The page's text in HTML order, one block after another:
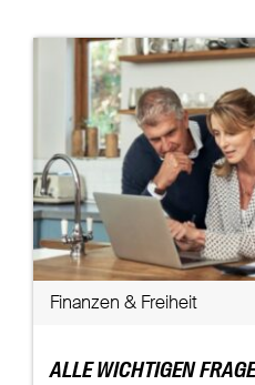
Finanzen & Freiheit
ALLE WICHTIGEN